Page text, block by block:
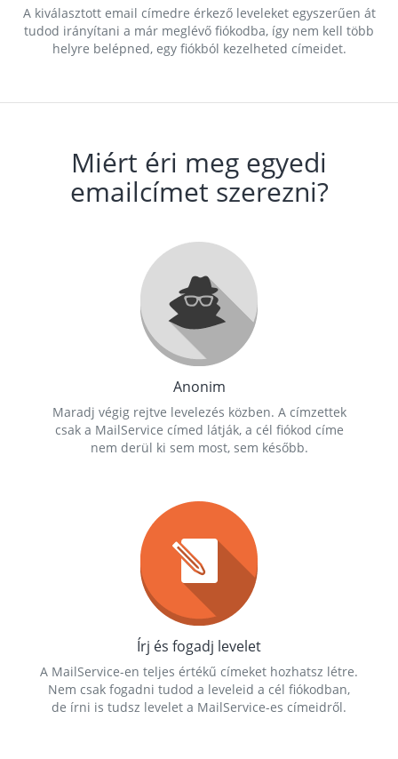
A kiválasztott email címedre érkező leveleket egyszerűen át
tudod irányítani a már meglévő fiókodba, így nem kell több
helyre belépned, egy fiókból kezelheted címeidet.
Miért éri meg egyedi
emailcímet szerezni?
Anonim
Maradj végig rejtve levelezés közben. A címzettek
csak a MailService címed látják, a cél fiókod címe
nem derül ki sem most, sem később.
Írj és fogadj levelet
A MailService-en teljes értékű címeket hozhatsz létre.
Nem csak fogadni tudod a leveleid a cél fiókodban,
de írni is tudsz levelet a MailService-es címeidről.